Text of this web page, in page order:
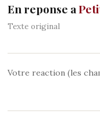
En reponse a
Texte original
Votre reaction (les